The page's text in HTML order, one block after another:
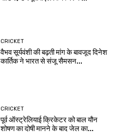
CRICKET
वैभव सूर्यवंशी की बढ़ती मांग के बावजूद दिनेश
कार्तिक ने भारत से संजू सैमसन...
CRICKET
पूर्व ऑस्ट्रेलियाई क्रिकेटर को बाल यौन
शोषण का दोषी मानने के बाद जेल का...